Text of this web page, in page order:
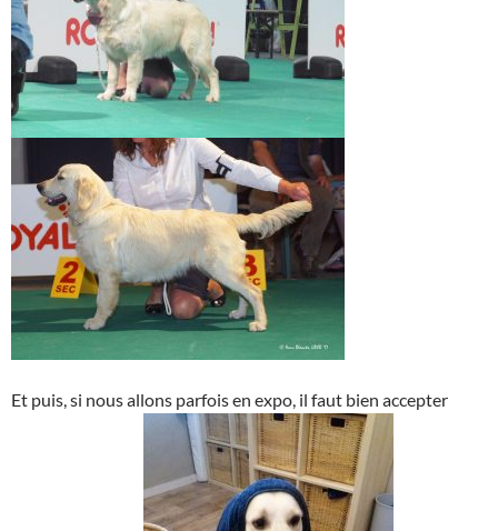
Et puis, si nous allons parfois en expo, il faut bien accepter